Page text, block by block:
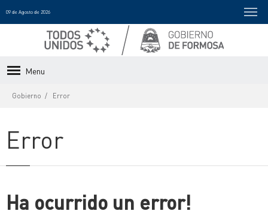
09 de Agosto de 2026
Menu
Gobierno Error
Error
Ha ocurrido un error!